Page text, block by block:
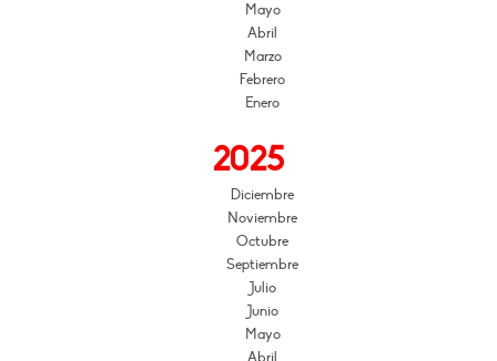
Mayo
Abril
Marzo
Febrero
Enero
2025
Diciembre
Noviembre
Octubre
Septiembre
Julio
Junio
Mayo